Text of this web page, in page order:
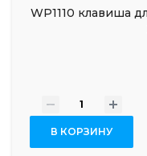
WP1110 клавиша
- +
В КОРЗИНУ